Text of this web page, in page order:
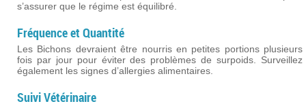
s’assurer que le régime est équilibré.
Fréquence et Quantité
Les Bichons devraient être nourris en petites portions plusieurs
fois par jour pour éviter des problèmes de surpoids. Surveillez
également les signes d’allergies alimentaires.
Suivi Vétérinaire